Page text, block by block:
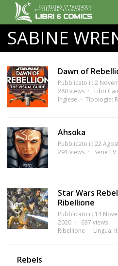
SABINE
Dawn of
Pubblicato il: 2
280 views
Libri
Inglese
Tipologia:
Ahsoka
Pubblicato il: 22
291 views
Serie TV
Star Wars
Ribellione
Pubblicato il: 14
2020
637 views
Ribellione
Lingua:
Rebels